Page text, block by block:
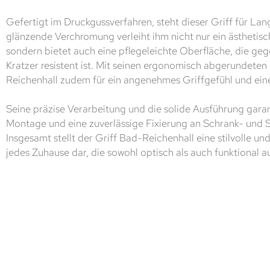
Gefertigt im Druckgussverfahren, steht dieser Griff für
glänzende Verchromung verleiht ihm nicht nur ein
sondern bietet auch eine pflegeleichte Oberfläche, die
Kratzer resistent ist. Mit seinen ergonomisch
Reichenhall zudem für ein angenehmes Griffgefühl und
Seine präzise Verarbeitung und die solide Ausführung
Montage und eine zuverlässige Fixierung an Schrank- und
Insgesamt stellt der Griff Bad-Reichenhall eine stilvolle
jedes Zuhause dar, die sowohl optisch als auch funktional